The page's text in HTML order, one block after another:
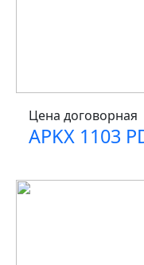
Цена договорная
APKX 1103